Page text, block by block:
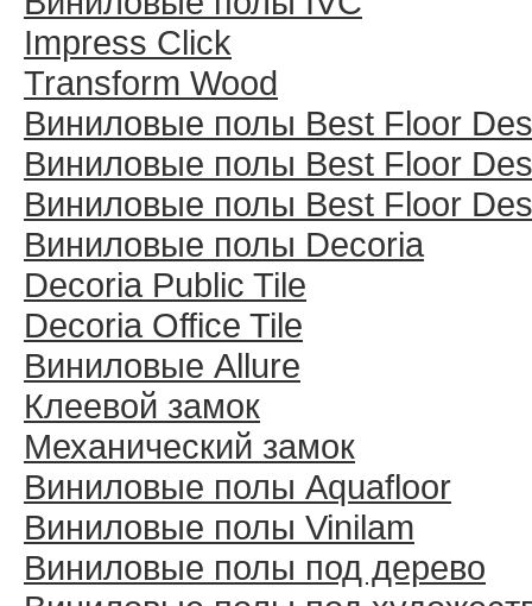
Impress Click
Transform Wood
Виниловые полы Best Floor
Виниловые полы Best Floor
Виниловые полы Best Floor
Виниловые полы Decoria
Decoria Public Tile
Decoria Office Tile
Виниловые Allure
Клеевой замок
Механический замок
Виниловые полы Aquafloor
Виниловые полы Vinilam
Виниловые полы под дерево